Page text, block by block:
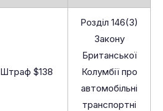
Штраф $138
Розділ 146(3)
Закону
Британської
Колумбії про
автомобільні
транспортні